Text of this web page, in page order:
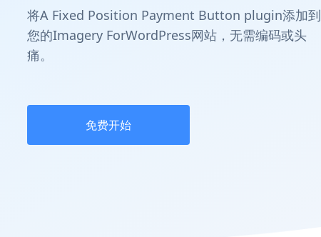
将A Fixed Position Payment Button plugin添加到
您的Imagery ForWordPress网站，无需编码或头
痛。
免费开始